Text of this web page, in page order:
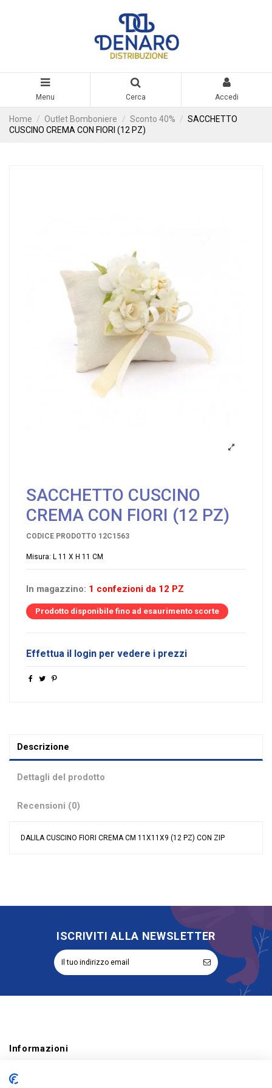
Menu Cerca Accedi
Home Outlet Bomboniere Sconto 40%
SACCHETTO
CUSCINO CREMA CON FIORI (12 PZ)
SACCHETTO CUSCINO
CREMA CON FIORI (12 PZ)
CODICE PRODOTTO 12C1563
Misura: L 11 X H 11 CM
In magazzino: 1 confezioni da 12 PZ
Prodotto disponibile fino ad esaurimento scorte
Effettua il login per vedere i prezzi
Descrizione
Dettagli del prodotto
Recensioni (0)
DALILA CUSCINO FIORI CREMA CM 11X11X9 (12 PZ) CON ZIP
Grandi affari Sconto 40%
ISCRIVITI ALLA NEWSLETTER
Informazioni
Account